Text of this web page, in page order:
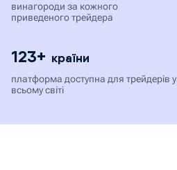
винагороди за кожного
приведеного трейдера
123+ країни
платформа доступна для трейдерів у
всьому світі